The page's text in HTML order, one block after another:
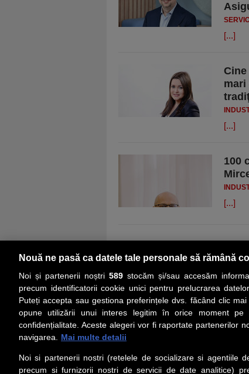
[...]
mari
[...]
100
[...]
PRIMA PAGINĂ
Social
Urmareste-ne pe Facebook
Nouă ne pasă ca datele tale personale să rămână
Noi și partenerii noștri 589stocăm și/sau accesăm
precum identificatorii cookie unici pentru prelucrarea
Puteți accepta sau gestiona preferințele dvs. făcând clic
opune utilizării unui interes legitim în orice moment pe
confidențialitate. Aceste alegeri vor fi raportate partenerilor
navigarea.
Mai multe detalii
Noi si partenerii nostri (retelele de socializare si agentiile
precum si furnizorii nostri de servicii de date analitice)